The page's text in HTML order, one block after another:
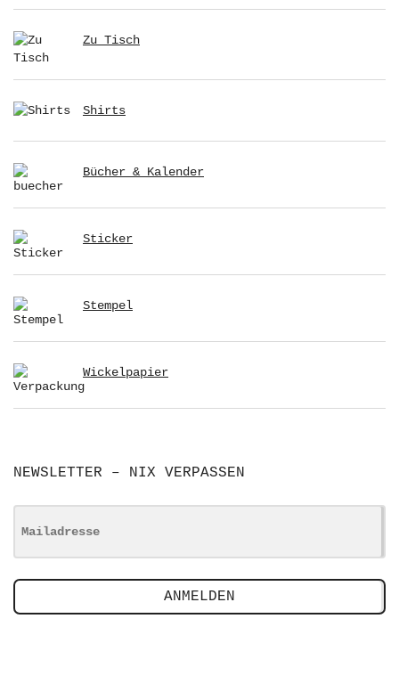
Zu Tisch
Shirts
Bücher & Kalender
Sticker
Stempel
Wickelpapier
NEWSLETTER – NIX VERPASSEN
ANMELDEN